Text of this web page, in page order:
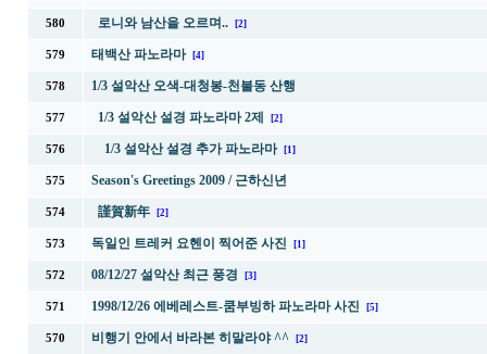
580 로니와 남산을 오르며.. [2]
579 태백산 파노라마 [4]
578 1/3 설악산 오색-대청봉-천불동 산행
577 1/3 설악산 설경 파노라마 2제 [2]
576 1/3 설악산 설경 추가 파노라마 [1]
575 Season's Greetings 2009 / 근하신년
574 謹賀新年 [2]
573 독일인 트레커 요헨이 찍어준 사진 [1]
572 08/12/27 설악산 최근 풍경 [3]
571 1998/12/26 에베레스트-쿰부빙하 파노라마 사진 [5]
570 비행기 안에서 바라본 히말라야 ^^ [2]